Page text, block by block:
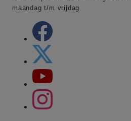
maandag t/m vrijdag